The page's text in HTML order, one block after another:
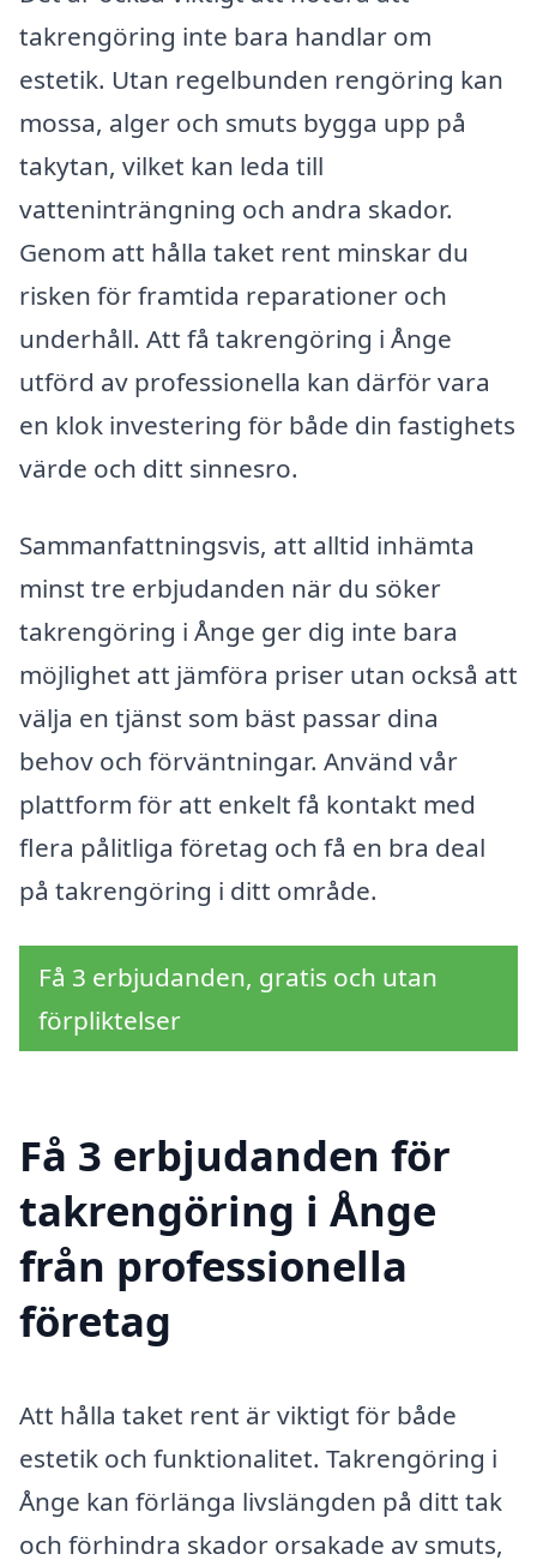
takrengöring inte bara handlar om
estetik. Utan regelbunden rengöring kan
mossa, alger och smuts bygga upp på
takytan, vilket kan leda till
vatteninträngning och andra skador.
Genom att hålla taket rent minskar du
risken för framtida reparationer och
underhåll. Att få takrengöring i Ånge
utförd av professionella kan därför vara
en klok investering för både din fastighets
värde och ditt sinnesro.
Sammanfattningsvis, att alltid inhämta
minst tre erbjudanden när du söker
takrengöring i Ånge ger dig inte bara
möjlighet att jämföra priser utan också att
välja en tjänst som bäst passar dina
behov och förväntningar. Använd vår
plattform för att enkelt få kontakt med
flera pålitliga företag och få en bra deal
på takrengöring i ditt område.
Få 3 erbjudanden, gratis och utan
förpliktelser
Få 3 erbjudanden för
takrengöring i Ånge
från professionella
företag
Att hålla taket rent är viktigt för både
estetik och funktionalitet. Takrengöring i
Ånge kan förlänga livslängden på ditt tak
och förhindra skador orsakade av smuts,